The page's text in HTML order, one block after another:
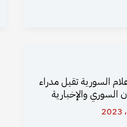
السورية تقيل مدراء
السوري والإخبارية